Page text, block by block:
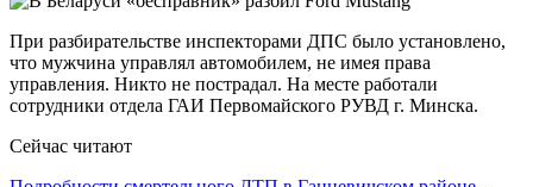
При разбирательстве инспекторами ДПС было установлено,
что мужчина управлял автомобилем, не имея права
управления. Никто не пострадал. На месте работали
сотрудники отдела ГАИ Первомайского РУВД г. Минска.
Сейчас читают